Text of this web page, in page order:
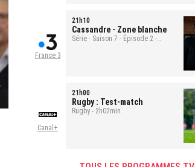
France 3
21h10
Cassandre - Zone blanche
Série - Saison 7 - Épisode 2 -
Canal+
21h00
Rugby : Test-match
Rugby - 2h02min.